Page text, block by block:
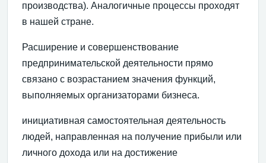
производства). Аналогичные процессы проходят
в нашей стране.
Расширение и совершенствование
предпринимательской деятельности прямо
связано с возрастанием значения функций,
выполняемых организаторами бизнеса.
инициативная самостоятельная деятельность
людей, направленная на получение прибыли или
личного дохода или на достижение